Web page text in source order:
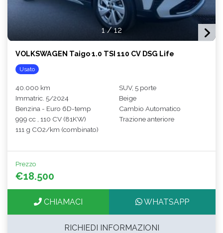
1/12
VOLKSWAGEN Taigo 1.0 TSI 110 CV DSG Life
Usato
40.000 km
Immatric. 5/2024
Benzina - Euro 6D-temp
999 cc , 110 CV (81KW)
111 g CO2/km (combinato)
SUV, 5 porte
Beige
Cambio Automatico
Trazione anteriore
Prezzo
€18.500
CHIAMACI WHATSAPP
RICHIEDI INFORMAZIONI